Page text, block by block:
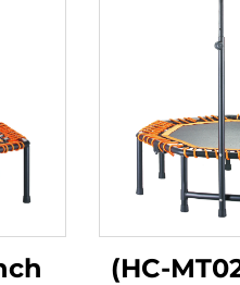
(HC-